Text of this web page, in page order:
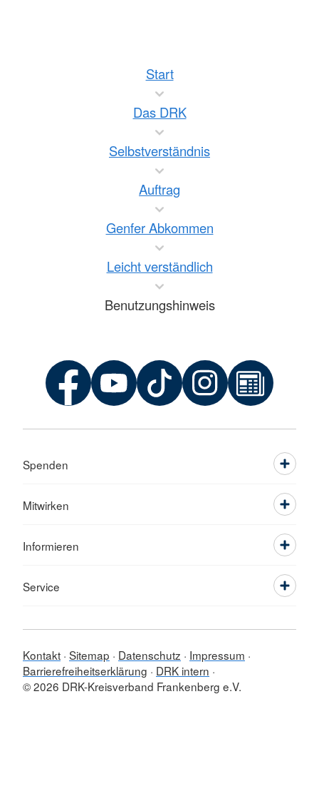
Start
Das DRK
Selbstverständnis
Auftrag
Genfer Abkommen
Leicht verständlich
Benutzungshinweis
Spenden
Mitwirken
Informieren
Service
Kontakt Sitemap Datenschutz
Impressum
Barrierefreiheitserklärung
DRK intern
© 2026 DRK-Kreisverband Frankenberg e.V.